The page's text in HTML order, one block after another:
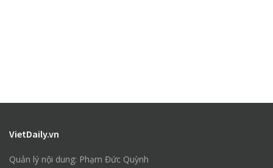
VietDaily.vn
Quản lý nội dung: Phạm Đức Quỳnh